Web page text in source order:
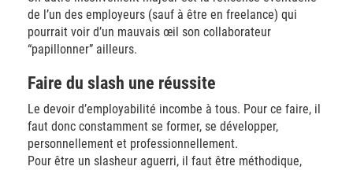
de l’un des employeurs (sauf à être en freelance) qui
pourrait voir d’un mauvais œil son collaborateur
“papillonner” ailleurs.
Faire du slash une réussite
Le devoir d’employabilité incombe à tous. Pour ce faire, il
faut donc constamment se former, se développer,
personnellement et professionnellement.
Pour être un slasheur aguerri, il faut être méthodique,